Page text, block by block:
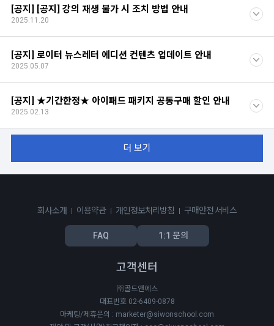
[공지] [공지] 강의 재생 불가 시 조치 방법 안내
2025.11.20
[공지] 로이터 뉴스레터 에디션 컨텐츠 업데이트 안내
2025.05.07
[공지] ★기간한정★ 아이패드 패키지 공동구매 할인 안내
2025.02.13
더 보기
회사소개 이용약관 개인정보처리방침 구매안전 서비스
FAQ 1:1 문의
고객센터
㈜골드앤에스
대표번호 02-6409-0878
마케팅/제휴문의 : marketer@siwonschool.com